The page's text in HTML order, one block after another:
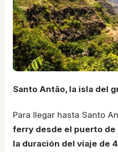
Santo Antão, la isla del
Para llegar hasta Santo
ferry desde el puerto de
la duración del viaje de